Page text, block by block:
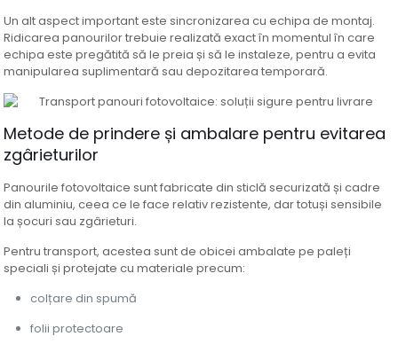
Un alt aspect important este sincronizarea cu echipa de montaj.
Ridicarea panourilor trebuie realizată exact în momentul în care
echipa este pregătită să le preia și să le instaleze, pentru a evita
manipularea suplimentară sau depozitarea temporară.
Metode de prindere și ambalare pentru evitarea
zgârieturilor
Panourile fotovoltaice sunt fabricate din sticlă securizată și cadre
din aluminiu, ceea ce le face relativ rezistente, dar totuși sensibile
la șocuri sau zgârieturi.
Pentru transport, acestea sunt de obicei ambalate pe paleți
speciali și protejate cu materiale precum:
colțare din spumă
folii protectoare